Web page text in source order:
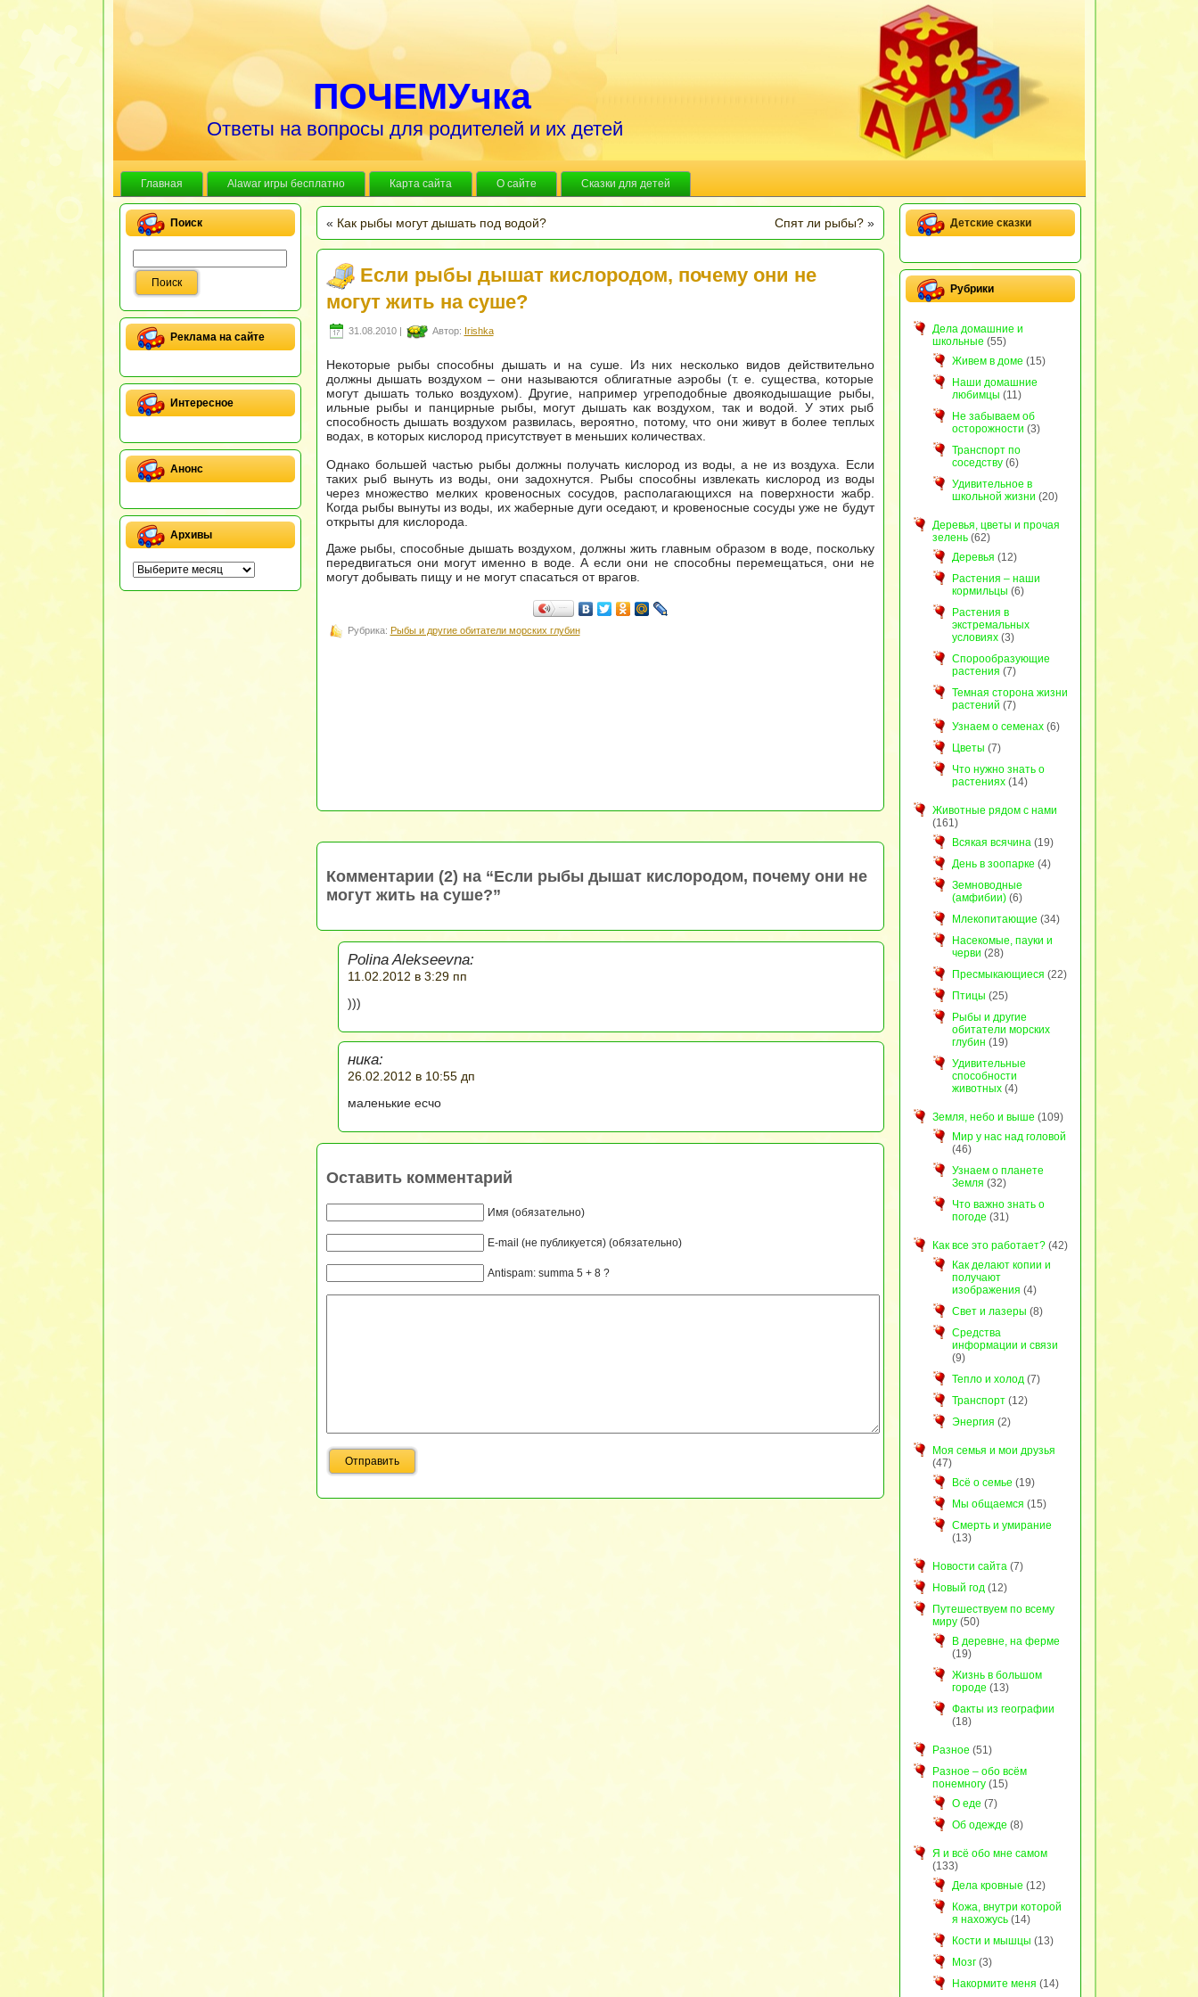
ПОЧЕМУчка
Ответы на вопросы для родителей и их детей
Главная Alawar игры бесплатно Карта сайта О сайте Сказки для детей
Поиск
Реклама на сайте
Интересное
Анонс
Архивы
« Как рыбы могут дышать под водой? Спят ли рыбы?»
Если рыбы дышат кислородом, почему они не
могут жить на суше?
31.08.2010 | Автор: Irishka
Некоторые рыбы способны дышать и на суше. Из них несколько видов действительно
должны дышать воздухом – они называются облигатные аэробы (т. е. существа, которые
могут дышать только воздухом). Другие, например угреподобные двоякодышащие рыбы,
ильные рыбы и панцирные рыбы, могут дышать как воздухом, так и водой. У этих рыб
способность дышать воздухом развилась, вероятно, потому, что они живут в более теплых
водах, в которых кислород присутствует в меньших количествах.
Однако большей частью рыбы должны получать кислород из воды, а не из воздуха. Если
таких рыб вынуть из воды, они задохнутся. Рыбы способны извлекать кислород из воды
через множество мелких кровеносных сосудов, располагающихся на поверхности жабр.
Когда рыбы вынуты из воды, их жаберные дуги оседают, и кровеносные сосуды уже не будут
открыты для кислорода.
Даже рыбы, способные дышать воздухом, должны жить главным образом в воде, поскольку
передвигаться они могут именно в воде. А если они не способны перемещаться, они не
могут добывать пищу и не могут спасаться от врагов.
Рубрика: Рыбы и другие обитатели морских глубин
Комментарии (2) на “Если рыбы дышат кислородом, почему они не
могут жить на суше?”
Polina Alekseevna:
11.02.2012 в 3:29 пп
)))
ника:
26.02.2012 в 10:55 дп
маленькие есчо
Оставить комментарий
Имя (обязательно)
E-mail (не публикуется) (обязательно)
Antispam: summa 5 + 8 ?
Детские сказки
Рубрики
Дела домашние и
школьные (55)
Живем в доме (15)
Наши домашние
любимцы (11)
Не забываем об
осторожности (3)
Транспорт по
соседству(6)
Удивительное в
школьной жизни (20)
Деревья, цветы и прочая
зелень(62)
Деревья (12)
Растения – наши
кормильцы (6)
Растения в
экстремальных
условиях(3)
Спорообразующие
растения (7)
Темная сторона жизни
растений (7)
Узнаем о семенах(6)
Цветы (7)
Что нужно знать о
растениях(14)
Животные рядом с нами
(161)
Всякая всячина(19)
День в зоопарке (4)
Земноводные
(амфибии)(6)
Млекопитающие (34)
Насекомые, пауки и
черви (28)
Пресмыкающиеся (22)
Птицы (25)
Рыбы и другие
обитатели морских
глубин (19)
Удивительные
способности
животных(4)
Земля, небо и выше (109)
Мир у нас над головой
(46)
Узнаем о планете
Земля (32)
Что важно знать о
погоде (31)
Как все это работает?(42)
Как делают копии и
получают
изображения (4)
Свет и лазеры (8)
Средства
информации и связи
(9)
Тепло и холод(7)
Транспорт(12)
Энергия (2)
Моя семья и мои друзья
(47)
Всё о семье (19)
Мы общаемся (15)
Смерть и умирание
(13)
Новости сайта(7)
Новый год(12)
Путешествуем по всему
миру(50)
В деревне, на ферме
(19)
Жизнь в большом
городе (13)
Факты из географии
(18)
Разное (51)
Разное – обо всём
понемногу(15)
О еде (7)
Об одежде (8)
Я и всё обо мне самом
(133)
Дела кровные (12)
Кожа, внутри которой
я нахожусь(14)
Кости и мышцы (13)
Мозг(3)
Накормите меня (14)